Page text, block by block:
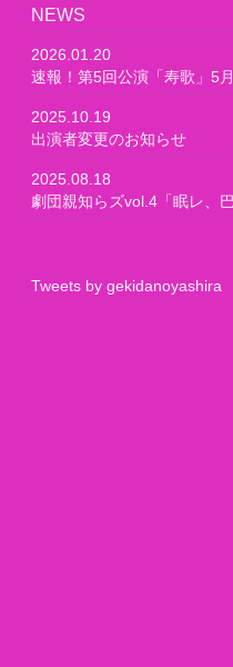
NEWS
2026.01.20
速報！第5回公演「寿歌」5
2025.10.19
出演者変更のお知らせ
2025.08.18
劇団親知らズvol.4「眠レ、
Tweets by gekidanoyashira